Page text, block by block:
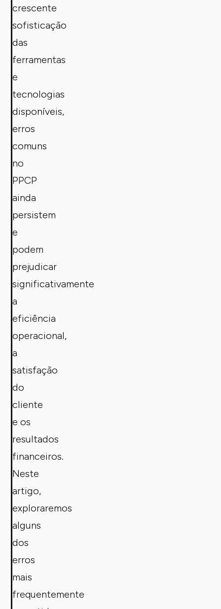
crescente
sofisticação
das
ferramentas
e
tecnologias
disponíveis,
erros
comuns
no
PPCP
ainda
persistem
e
podem
prejudicar
significativamente
a
eficiência
operacional,
a
satisfação
do
cliente
e os
resultados
financeiros.
Neste
artigo,
exploraremos
alguns
dos
erros
mais
frequentemente